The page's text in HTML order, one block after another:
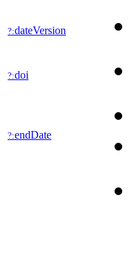
?:dateVersion
?:doi
?:endDate